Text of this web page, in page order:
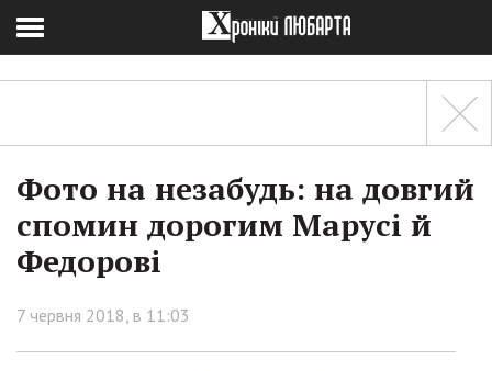
Фото на незабудь: на довгий
спомин дорогим Марусі й
Федорові
7 червня 2018, в 11:03